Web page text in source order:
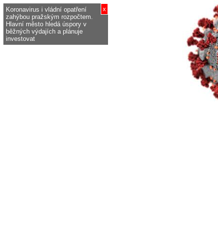
x
Koronavirus i vládní opatření
zahýbou pražským rozpočtem.
Hlavní město hledá úspory v
běžných výdajích a plánuje
investovat